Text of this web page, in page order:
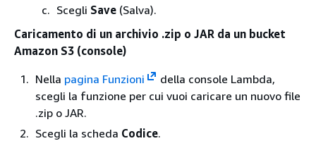
Scegli Save (Salva).
Caricamento di un archivio .zip o JAR da un bucket
Amazon S3 (console)
Nella pagina Funzioni
della console Lambda,
scegli la funzione per cui vuoi caricare un nuovo file
.zip o JAR.
Scegli la scheda Codice.